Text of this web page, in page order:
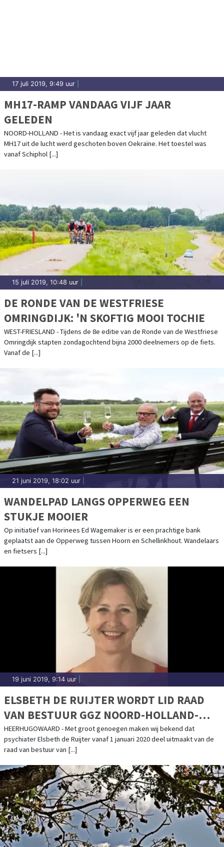
17 juli 2019, 9:49 uur
MH17-RAMP VANDAAG VIJF JAAR
GELEDEN
NOORD-HOLLAND - Het is vandaag exact vijf jaar geleden dat vlucht
MH17 uit de lucht werd geschoten boven Oekraïne. Het toestel was
vanaf Schiphol [...]
15 juli 2019, 10:48 uur
DE RONDE VAN DE WESTFRIESE
OMRINGDIJK: 'N SKOFTIG MOOI TOCHIE
WEST-FRIESLAND - Tijdens de 8e editie van de Ronde van de Westfriese
Omringdijk stapten zondagochtend bijna 2000 deelnemers op de fiets.
Vanaf de [...]
21 juni 2019, 18:02 uur
WANDELPAD LANGS OPPERWEG EEN
STUKJE MOOIER
Op initiatief van Horinees Ed Wagemaker is er een prachtige bank
geplaatst aan de Opperweg tussen Hoorn en Schellinkhout. Wandelaars
en fietsers [...]
19 juni 2019, 9:14 uur
ELSBETH DE RUIJTER WORDT LID RAAD
VAN BESTUUR GGZ NOORD-HOLLAND-
NOORD
HEERHUGOWAARD - Met groot genoegen maken wij bekend dat
psychiater Elsbeth de Ruijter vanaf 1 januari 2020 deel uitmaakt van de
raad van bestuur van [...]